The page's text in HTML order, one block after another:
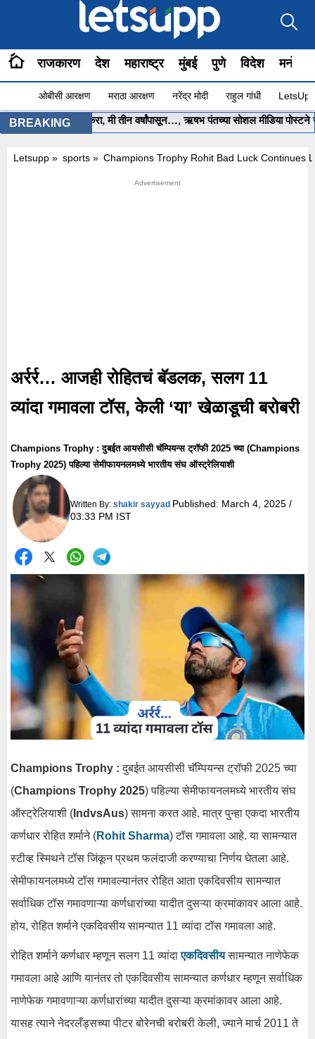
राजकारण देश महाराष्ट्र मुंबई पुणे विदेश
ओबीसी आरक्षण मराठा आरक्षण नरेंद्र मोदी राहुल गांधी
BREAKING
मला मदत करा, मी तीन वर्षांपासून…, ऋषभ पंतच्या सोशल मीडिया पोस्टने
Letsupp » sports » Champions Trophy Rohit Bad Luck Continues
अर्रर्र… आजही रोहितचं बॅडलक, सलग 11
व्यांदा गमावला टॉस, केली ‘या’ खेळाडूची बरोबरी
Champions Trophy : दुबईत आयसीसी चॅम्पियन्स ट्रॉफी 2025 च्या (Champions
Trophy 2025) पहिल्या सेमीफायनलमध्ये भारतीय संघ ऑस्ट्रेलियाशी
Written By:shakir sayyad Published: March 4, 2025 /
03:33 PM IST
Champions Trophy : दुबईत आयसीसी चॅम्पियन्स ट्रॉफी 2025 च्या
(Champions Trophy 2025) पहिल्या सेमीफायनलमध्ये भारतीय संघ
ऑस्ट्रेलियाशी ( IndvsAus) सामना करत आहे. मात्र पुन्हा एकदा भारतीय
कर्णधार रोहित शर्माने (Rohit Sharma) टॉस गमावला आहे. या सामन्यात
स्टीव्ह स्मिथने टॉस जिंकून प्रथम फलंदाजी करण्याचा निर्णय घेतला आहे.
सेमीफायनलमध्ये टॉस गमावल्यानंतर रोहित आता एकदिवसीय सामन्यात
सर्वाधिक टॉस गमावणाऱ्या कर्णधारांच्या यादीत दुसऱ्या क्रमांकावर आला आहे.
होय, रोहित शर्माने एकदिवसीय सामन्यात 11 व्यांदा टॉस गमावला आहे.
रोहित शर्माने कर्णधार म्हणून सलग 11 व्यांदाएकदिवसीय सामन्यात नाणेफेक
गमावला आहे आणि यानंतर तो एकदिवसीय सामन्यात कर्णधार म्हणून सर्वाधिक
नाणेफेक गमावणाऱ्या कर्णधारांच्या यादीत दुसऱ्या क्रमांकावर आला आहे.
यासह त्याने नेदरलँड्सच्या पीटर बोरेनची बरोबरी केली, ज्याने मार्च 2011 ते